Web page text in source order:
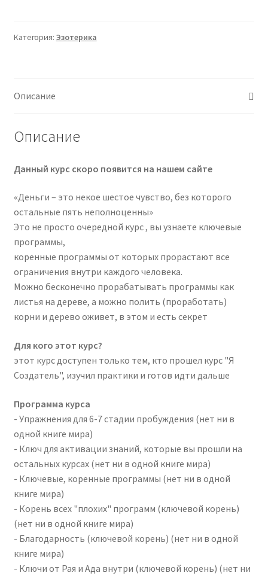
Категория: Эзотерика
Описание
Описание
Данный курс скоро появится на нашем сайте
«Деньги – это некое шестое чувство, без которого
остальные пять неполноценны»
Это не просто очередной курс , вы узнаете ключевые
программы,
коренные программы от которых прорастают все
ограничения внутри каждого человека.
Можно бесконечно прорабатывать программы как
листья на дереве, а можно полить (проработать)
корни и дерево оживет, в этом и есть секрет
Для кого этот курс?
этот курс доступен только тем, кто прошел курс "Я
Создатель", изучил практики и готов идти дальше
Программа курса
- Упражнения для 6-7 стадии пробуждения (нет ни в
одной книге мира)
- Ключ для активации знаний, которые вы прошли на
остальных курсах (нет ни в одной книге мира)
- Ключевые, коренные программы (нет ни в одной
книге мира)
- Корень всех "плохих" программ (ключевой корень)
(нет ни в одной книге мира)
- Благодарность (ключевой корень) (нет ни в одной
книге мира)
- Ключи от Рая и Ада внутри (ключевой корень) (нет ни